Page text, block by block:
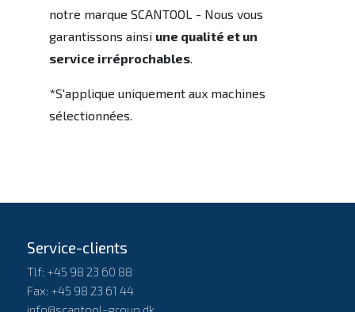
notre marque SCANTOOL - Nous vous
garantissons ainsi une qualité et un
service irréprochables
*S'applique uniquement aux machines
sélectionnées.
Service-clients
Tlf: +45 98 23 60 88
Fax: +45 98 23 61 44